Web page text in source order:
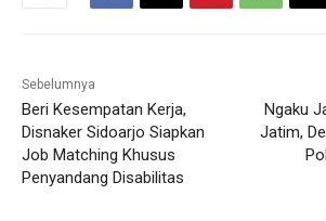
Sebelumnya
Beri Kesempatan Kerja,
Disnaker Sidoarjo Siapkan
Job Matching Khusus
Penyandang Disabilitas
Ngaku
Jatim,